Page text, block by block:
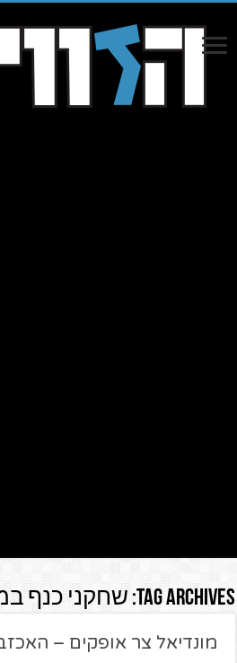
Tag Archives: שחקני כנף
מונדיאל צר אופקים –